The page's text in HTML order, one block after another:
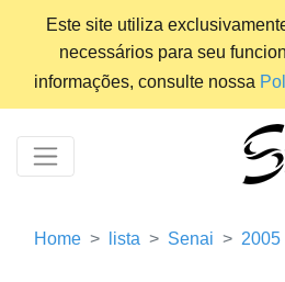
Este site utiliza
necessários para seu
informações, consulte nossa
Home lista Senai 2005